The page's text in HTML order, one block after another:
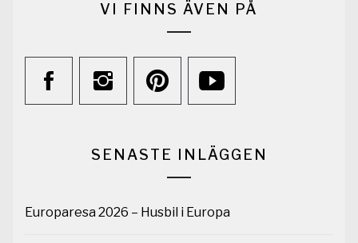
VI FINNS ÄVEN PÅ
SENASTE INLÄGGEN
Europaresa 2026 – Husbil i Europa